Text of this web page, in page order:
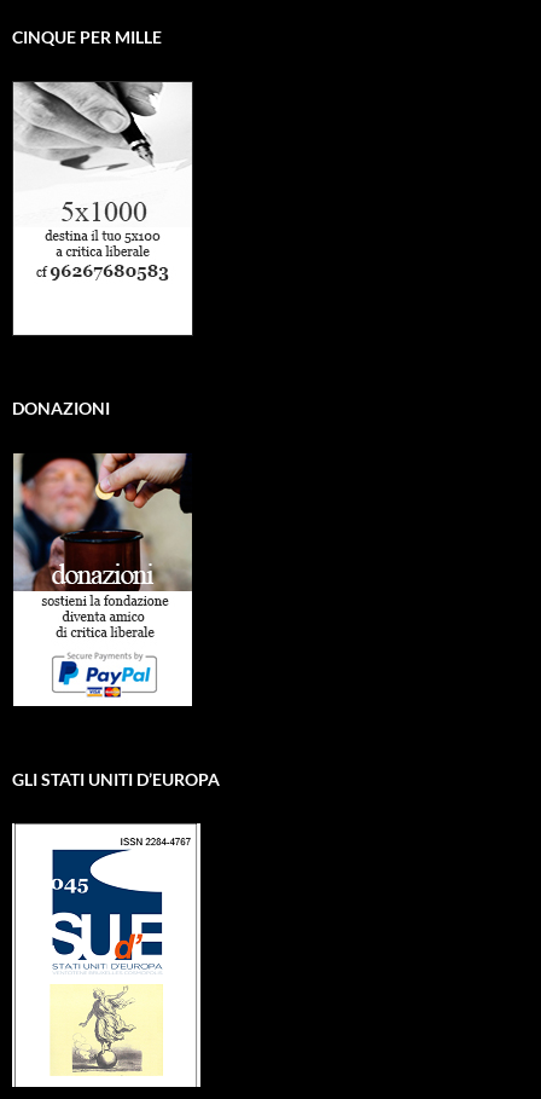
CINQUE PER MILLE
DONAZIONI
GLI STATI UNITI D’EUROPA